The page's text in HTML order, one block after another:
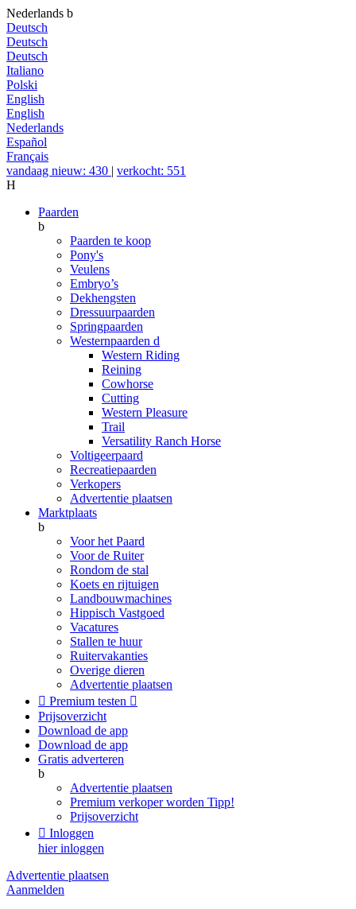
Nederlands b
Deutsch
Deutsch
Deutsch
Italiano
Polski
English
English
Nederlands
Español
Français
vandaag nieuw: 430 | verkocht: 551
H
Paarden
b
Paarden te koop
Pony's
Veulens
Embryo’s
Dekhengsten
Dressuurpaarden
Springpaarden
Westernpaarden d
Western Riding
Reining
Cowhorse
Cutting
Western Pleasure
Trail
Versatility Ranch Horse
Voltigeerpaard
Recreatiepaarden
Verkopers
Advertentie plaatsen
Marktplaats
b
Voor het Paard
Voor de Ruiter
Rondom de stal
Koets en rijtuigen
Landbouwmachines
Hippisch Vastgoed
Vacatures
Stallen te huur
Ruitervakanties
Overige dieren
Advertentie plaatsen
 Premium testen 
Prijsoverzicht
Download de app
Download de app
Gratis adverteren
b
Advertentie plaatsen
Premium verkoper worden Tipp!
Prijsoverzicht
 Inloggen
hier inloggen
Advertentie plaatsen
Aanmelden